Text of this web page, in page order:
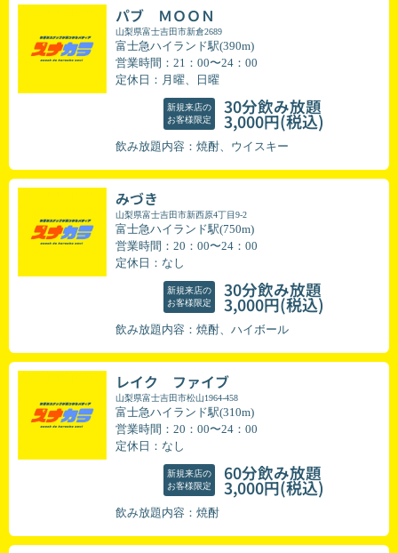
パブ ＭＯＯＮ
山梨県富士吉田市新倉2689
富士急ハイランド駅(390m)
営業時間：21：00〜24：00
定休日：月曜、日曜
新規来店の
お客様限定
30分飲み放題
3,000円(税込)
飲み放題内容：焼酎、ウイスキー
みづき
山梨県富士吉田市新西原4丁目9-2
富士急ハイランド駅(750m)
営業時間：20：00〜24：00
定休日：なし
新規来店の
お客様限定
30分飲み放題
3,000円(税込)
飲み放題内容：焼酎、ハイボール
レイク ファイブ
山梨県富士吉田市松山1964-458
富士急ハイランド駅(310m)
営業時間：20：00〜24：00
定休日：なし
新規来店の
お客様限定
60分飲み放題
3,000円(税込)
飲み放題内容：焼酎